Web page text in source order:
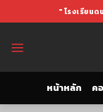
to
" โรงเรียนด
หน้าหลัก ค